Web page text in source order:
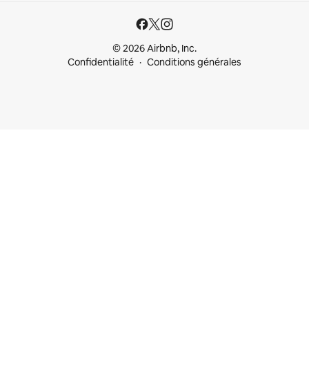
© 2026 Airbnb, Inc.
Confidentialité
Conditions générales